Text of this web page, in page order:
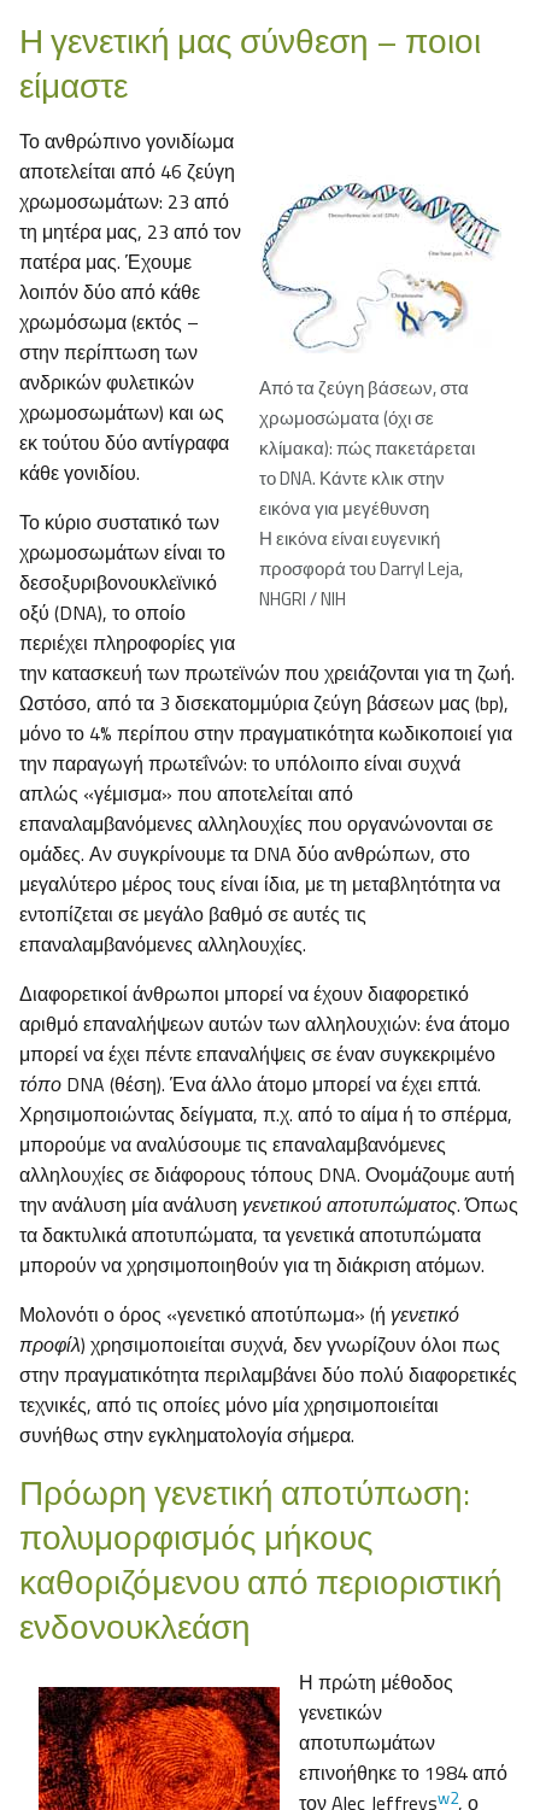
Η γενετική μας σύνθεση – ποιοι
είμαστε
Από τα ζεύγη βάσεων, στα
χρωμοσώματα (όχι σε
κλίμακα): πώς πακετάρεται
το DNA. Κάντε κλικ στην
εικόνα για μεγέθυνση
Η εικόνα είναι ευγενική
προσφορά του Darryl Leja,
NHGRI / NIH
Το ανθρώπινο γονιδίωμα
αποτελείται από 46 ζεύγη
χρωμοσωμάτων: 23 από
τη μητέρα μας, 23 από τον
πατέρα μας. Έχουμε
λοιπόν δύο από κάθε
χρωμόσωμα (εκτός –
στην περίπτωση των
ανδρικών φυλετικών
χρωμοσωμάτων) και ως
εκ τούτου δύο αντίγραφα
κάθε γονιδίου.
Το κύριο συστατικό των
χρωμοσωμάτων είναι το
δεσοξυριβονουκλεϊνικό
οξύ (DNA), το οποίο
περιέχει πληροφορίες για
την κατασκευή των πρωτεϊνών που χρειάζονται για τη ζωή.
Ωστόσο, από τα 3 δισεκατομμύρια ζεύγη βάσεων μας (bp),
μόνο το 4% περίπου στην πραγματικότητα κωδικοποιεί για
την παραγωγή πρωτεΐνών: το υπόλοιπο είναι συχνά
απλώς «γέμισμα» που αποτελείται από
επαναλαμβανόμενες αλληλουχίες που οργανώνονται σε
ομάδες. Αν συγκρίνουμε τα DNA δύο ανθρώπων, στο
μεγαλύτερο μέρος τους είναι ίδια, με τη μεταβλητότητα να
εντοπίζεται σε μεγάλο βαθμό σε αυτές τις
επαναλαμβανόμενες αλληλουχίες.
Διαφορετικοί άνθρωποι μπορεί να έχουν διαφορετικό
αριθμό επαναλήψεων αυτών των αλληλουχιών: ένα άτομο
μπορεί να έχει πέντε επαναλήψεις σε έναν συγκεκριμένο
τόπο DNA (θέση). Ένα άλλο άτομο μπορεί να έχει επτά.
Χρησιμοποιώντας δείγματα, π.χ. από το αίμα ή το σπέρμα,
μπορούμε να αναλύσουμε τις επαναλαμβανόμενες
αλληλουχίες σε διάφορους τόπους DNA. Ονομάζουμε αυτή
την ανάλυση μία ανάλυση γενετικού αποτυπώματος. Όπως
τα δακτυλικά αποτυπώματα, τα γενετικά αποτυπώματα
μπορούν να χρησιμοποιηθούν για τη διάκριση ατόμων.
Μολονότι ο όρος «γενετικό αποτύπωμα» (ή γενετικό
προφίλ) χρησιμοποιείται συχνά, δεν γνωρίζουν όλοι πως
στην πραγματικότητα περιλαμβάνει δύο πολύ διαφορετικές
τεχνικές, από τις οποίες μόνο μία χρησιμοποιείται
συνήθως στην εγκληματολογία σήμερα.
Πρόωρη γενετική αποτύπωση:
πολυμορφισμός μήκους
καθοριζόμενου από περιοριστική
ενδονουκλεάση
Η πρώτη μέθοδος
γενετικών
αποτυπωμάτων
επινοήθηκε το 1984 από
τον Alec Jeffreysw2, ο